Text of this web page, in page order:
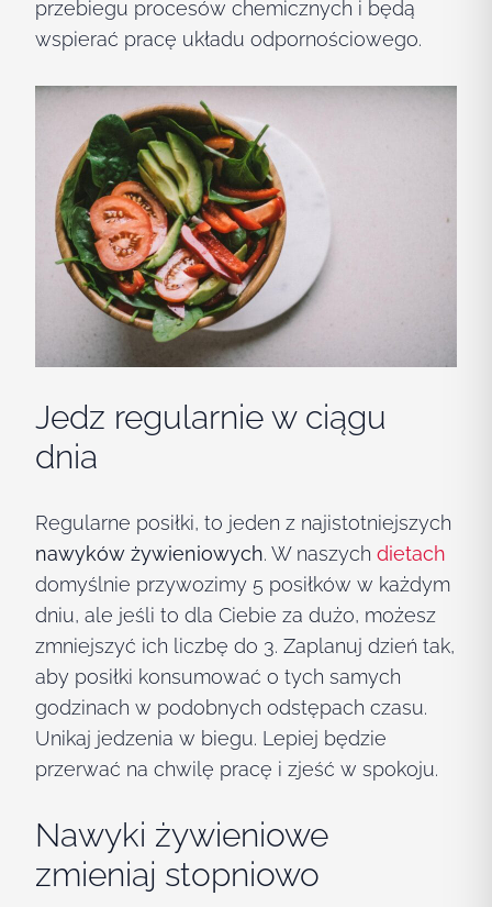
przebiegu procesów chemicznych i będą
wspierać pracę układu odpornościowego.
Jedz regularnie w ciągu
dnia
Regularne posiłki, to jeden z najistotniejszych
nawyków żywieniowych. W naszych dietach
domyślnie przywozimy 5 posiłków w każdym
dniu, ale jeśli to dla Ciebie za dużo, możesz
zmniejszyć ich liczbę do 3. Zaplanuj dzień tak,
aby posiłki konsumować o tych samych
godzinach w podobnych odstępach czasu.
Unikaj jedzenia w biegu. Lepiej będzie
przerwać na chwilę pracę i zjeść w spokoju.
Nawyki żywieniowe
zmieniaj stopniowo